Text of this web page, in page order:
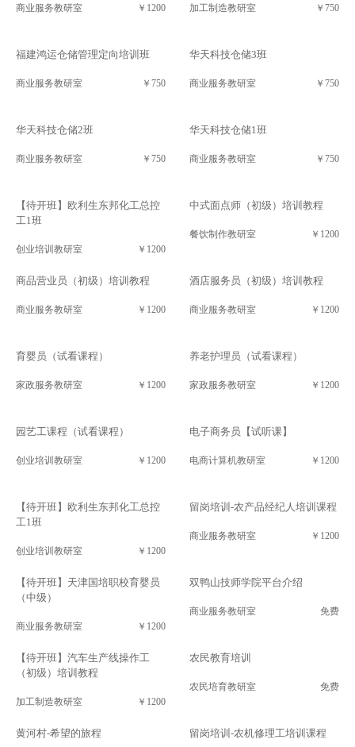
商业服务教研室 ￥1200 加工制造教研室 ￥750
福建鸿运仓储管理定向培训班
商业服务教研室 ￥750
华天科技仓储3班
商业服务教研室 ￥750
华天科技仓储2班
商业服务教研室 ￥750
华天科技仓储1班
商业服务教研室 ￥750
【待开班】欧利生东邦化工总控
工1班
创业培训教研室 ￥1200
中式面点师（初级）培训教程
餐饮制作教研室 ￥1200
商品营业员（初级）培训教程
商业服务教研室 ￥1200
酒店服务员（初级）培训教程
商业服务教研室 ￥1200
育婴员（试看课程）
家政服务教研室 ￥1200
养老护理员（试看课程）
家政服务教研室 ￥1200
园艺工课程（试看课程）
创业培训教研室 ￥1200
电子商务员【试听课】
电商计算机教研室 ￥1200
【待开班】欧利生东邦化工总控
工1班
创业培训教研室 ￥1200
留岗培训-农产品经纪人培训课程
商业服务教研室 ￥1200
【待开班】天津国培职校育婴员
（中级）
商业服务教研室 ￥1200
双鸭山技师学院平台介绍
商业服务教研室 免费
【待开班】汽车生产线操作工
（初级）培训教程
加工制造教研室 ￥1200
农民教育培训
农民培育教研室 免费
黄河村-希望的旅程 留岗培训-农机修理工培训课程